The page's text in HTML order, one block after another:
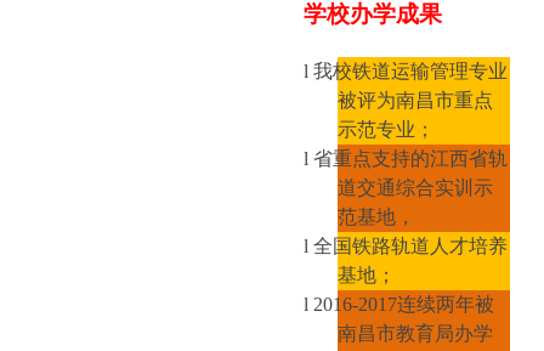
学校办学成果
l 我校铁道运输管理专业
被评为南昌市重点
示范专业；
l 省重点支持的江西省轨
道交通综合实训示
范基地，
l 全国铁路轨道人才培养
基地；
l 2016-2017连续两年被
南昌市教育局办学